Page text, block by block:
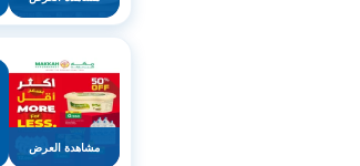
مشاهدة العرض